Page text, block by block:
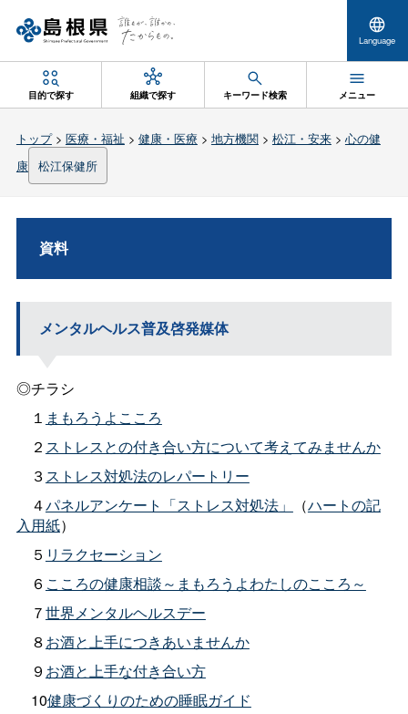
Language
目的で探す 組織で探す キーワード検索 メニュー
トップ> 医療・福祉 > 健康・医療 > 地方機関> 松江・安来> 心の健
康 松江保健所
資料
メンタルヘルス普及啓発媒体
◎チラシ
１ まもろうよこころ
２ ストレスとの付き合い方について考えてみませんか
３ ストレス対処法のレパートリー
４パネルアンケート「ストレス対処法」 （ハートの記
入用紙）
５ リラクセーション
６ こころの健康相談～まもろうよわたしのこころ～
７世界メンタルヘルスデー
８お酒と上手につきあいませんか
９ お酒と上手な付き合い方
10健康づくりのための睡眠ガイド